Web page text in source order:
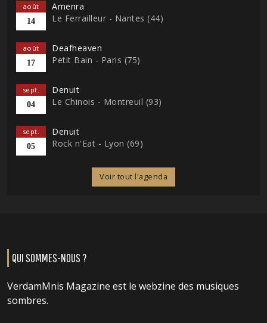
août
14
Amenra
Le Ferrailleur - Nantes (44)
août
17
Deafheaven
Petit Bain - Paris (75)
sept.
04
Denuit
Le Chinois - Montreuil (93)
sept.
05
Denuit
Rock n'Eat - Lyon (69)
Voir tout l'agenda
QUI SOMMES-NOUS ?
VerdamMnis Magazine est le webzine des musiques
sombres.